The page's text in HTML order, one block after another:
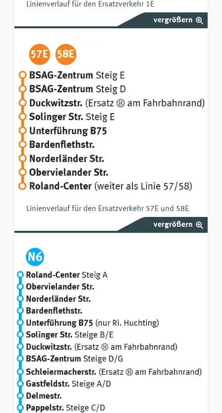
Linienverlauf für den Ersatzverkehr 1E
vergrößern
Linienverlauf für den Ersatzverkehr 57E und 58E
vergrößern